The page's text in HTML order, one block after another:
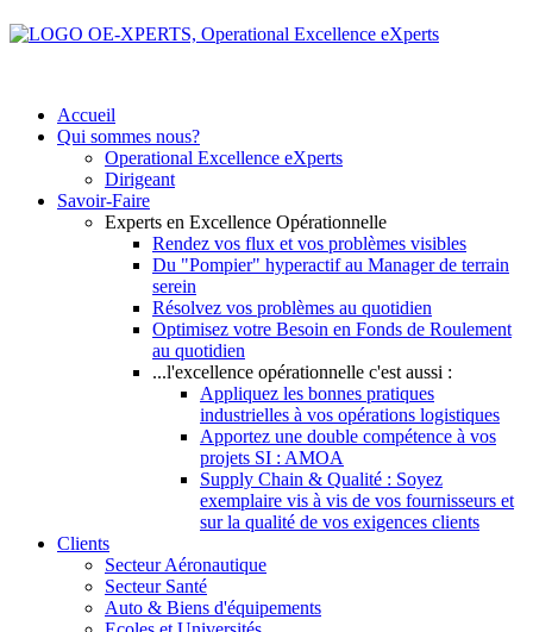
Accueil
Qui sommes nous?
Operational Excellence eXperts
Dirigeant
Savoir-Faire
Experts en Excellence Opérationnelle
Rendez vos flux et vos problèmes visibles
Du "Pompier" hyperactif au Manager de terrain
serein
Résolvez vos problèmes au quotidien
Optimisez votre Besoin en Fonds de Roulement
au quotidien
...l'excellence opérationnelle c'est aussi :
Appliquez les bonnes pratiques
industrielles à vos opérations logistiques
Apportez une double compétence à vos
projets SI : AMOA
Supply Chain & Qualité : Soyez
exemplaire vis à vis de vos fournisseurs et
sur la qualité de vos exigences clients
Clients
Secteur Aéronautique
Secteur Santé
Auto & Biens d'équipements